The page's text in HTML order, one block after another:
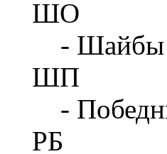
ШО
- Шайбы
ШП
-
РБ